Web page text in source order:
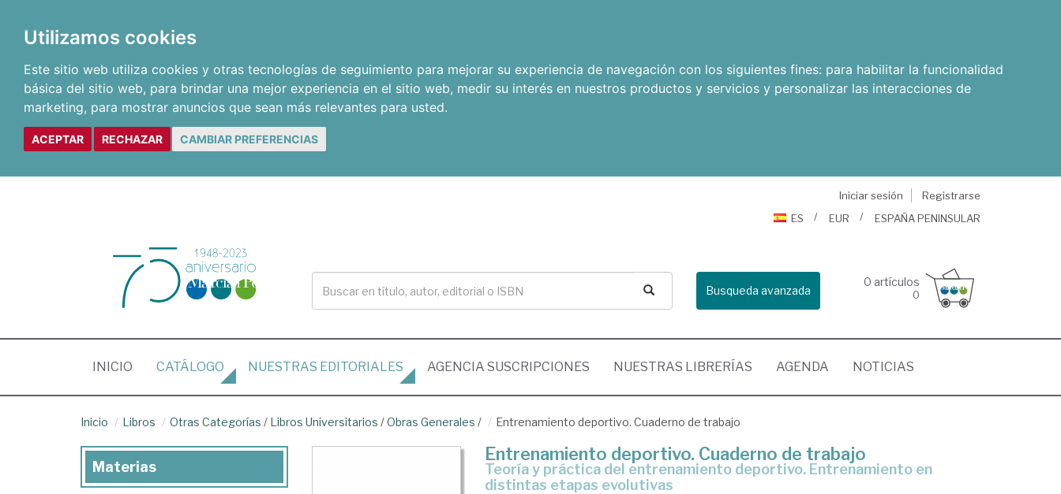
Utilizamos cookies
Este sitio web utiliza cookies y otras tecnologías de seguimiento para mejorar su experiencia de navegación con los siguientes fines: para habilitar la funcionalidad
básica del sitio web, para brindar una mejor experiencia en el sitio web, medir su interés en nuestros productos y servicios y personalizar las interacciones de
marketing, para mostrar anuncios que sean más relevantes para usted.
ACEPTAR RECHAZAR CAMBIAR PREFERENCIAS
Iniciar sesión
Registrarse
ES
EUR ESPAÑA PENINSULAR
Busqueda avanzada
0 artículos
0
INICIO (CURRENT)
CATÁLOGO NUESTRAS EDITORIALES AGENCIA SUSCRIPCIONES NUESTRAS LIBRERÍAS AGENDA NOTICIAS
Inicio Libros Otras Categorías / Libros Universitarios /Obras Generales / Entrenamiento deportivo. Cuaderno de trabajo
Entrenamiento deportivo. Cuaderno de trabajo
teoría y práctica del entrenamiento deportivo. Entrenamiento en
distintas etapas evolutivas
Materias